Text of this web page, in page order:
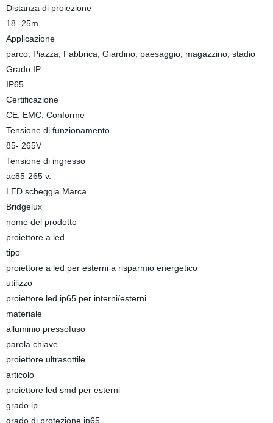
Distanza di proiezione
18 -25m
Applicazione
parco, Piazza, Fabbrica, Giardino, paesaggio, magazzino, stadio
Grado IP
IP65
Certificazione
CE, EMC, Conforme
Tensione di funzionamento
85- 265V
Tensione di ingresso
ac85-265 v.
LED scheggia Marca
Bridgelux
nome del prodotto
proiettore a led
tipo
proiettore a led per esterni a risparmio energetico
utilizzo
proiettore led ip65 per interni/esterni
materiale
alluminio pressofuso
parola chiave
proiettore ultrasottile
articolo
proiettore led smd per esterni
grado ip
grado di protezione ip65